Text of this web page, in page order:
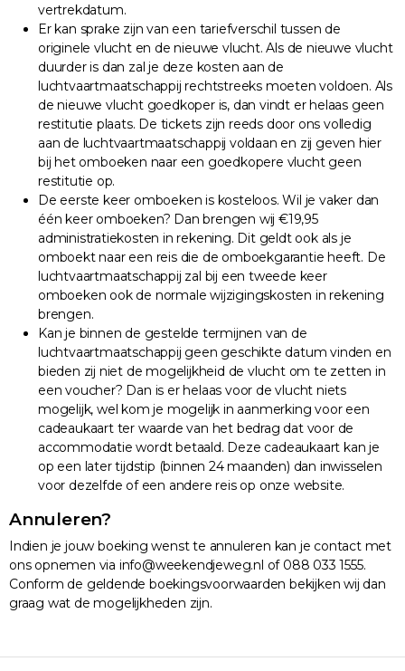
vertrekdatum.
Er kan sprake zijn van een tariefverschil tussen de
originele vlucht en de nieuwe vlucht. Als de nieuwe vlucht
duurder is dan zal je deze kosten aan de
luchtvaartmaatschappij rechtstreeks moeten voldoen. Als
de nieuwe vlucht goedkoper is, dan vindt er helaas geen
restitutie plaats. De tickets zijn reeds door ons volledig
aan de luchtvaartmaatschappij voldaan en zij geven hier
bij het omboeken naar een goedkopere vlucht geen
restitutie op.
De eerste keer omboeken is kosteloos. Wil je vaker dan
één keer omboeken? Dan brengen wij €19,95
administratiekosten in rekening. Dit geldt ook als je
omboekt naar een reis die de omboekgarantie heeft. De
luchtvaartmaatschappij zal bij een tweede keer
omboeken ook de normale wijzigingskosten in rekening
brengen.
Kan je binnen de gestelde termijnen van de
luchtvaartmaatschappij geen geschikte datum vinden en
bieden zij niet de mogelijkheid de vlucht om te zetten in
een voucher? Dan is er helaas voor de vlucht niets
mogelijk, wel kom je mogelijk in aanmerking voor een
cadeaukaart ter waarde van het bedrag dat voor de
accommodatie wordt betaald. Deze cadeaukaart kan je
op een later tijdstip (binnen 24 maanden) dan inwisselen
voor dezelfde of een andere reis op onze website.
Annuleren?
Indien je jouw boeking wenst te annuleren kan je contact met
ons opnemen via info@weekendjeweg.nl of 088 033 1555.
Conform de geldende boekingsvoorwaarden bekijken wij dan
graag wat de mogelijkheden zijn.